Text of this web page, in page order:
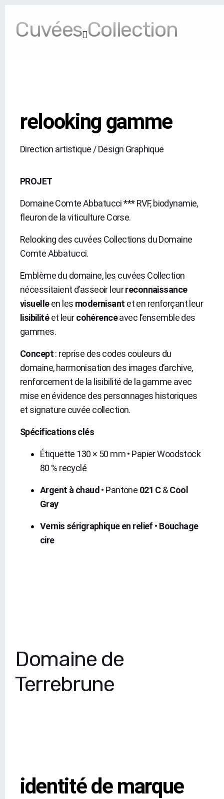
Cuvées Collection
relooking gamme
Direction artistique / Design Graphique
PROJET
Domaine Comte Abbatucci *** RVF, biodynamie,
fleuron de la viticulture Corse.
Relooking des cuvées Collections du Domaine
Comte Abbatucci.
Emblème du domaine, les cuvées Collection
nécessitaient d’asseoir leurreconnaissance
visuelleen les modernisant et en renforçant leur
lisibilitéet leurcohérenceavec l’ensemble des
gammes.
Concept: reprise des codes couleurs du
domaine, harmonisation des images d’archive,
renforcement de la lisibilité de la gamme avec
mise en évidence des personnages historiques
et signature cuvée collection.
Spécifications clés
Étiquette 130 × 50 mm • Papier Woodstock
80 % recyclé
Argent à chaud • Pantone 021 C&Cool
Gray
Vernis sérigraphique en relief • Bouchage
cire
Domaine de
Terrebrune
identité de marque